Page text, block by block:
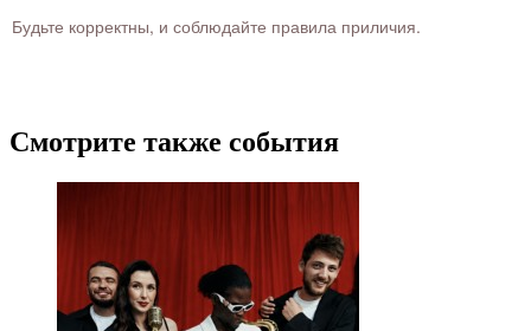
Будьте корректны, и соблюдайте правила приличия.
Смотрите также события